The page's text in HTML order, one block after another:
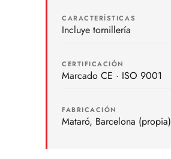
CARACTERÍSTICAS
Incluye tornillería
CERTIFICACIÓN
Marcado CE · ISO 9001
FABRICACIÓN
Mataró, Barcelona (propia)